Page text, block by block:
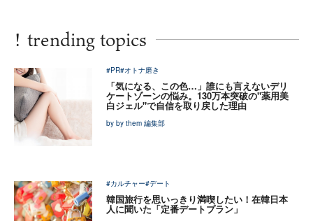
! trending topics
#PR#オトナ磨き
「気になる、この色…」誰にも言えないデリ
ケートゾーンの悩み。130万本突破の"薬用美
白ジェル"で自信を取り戻した理由
by by them 編集部
#カルチャー#デート
韓国旅行を思いっきり満喫したい！在韓日本
人に聞いた「定番デートプラン」